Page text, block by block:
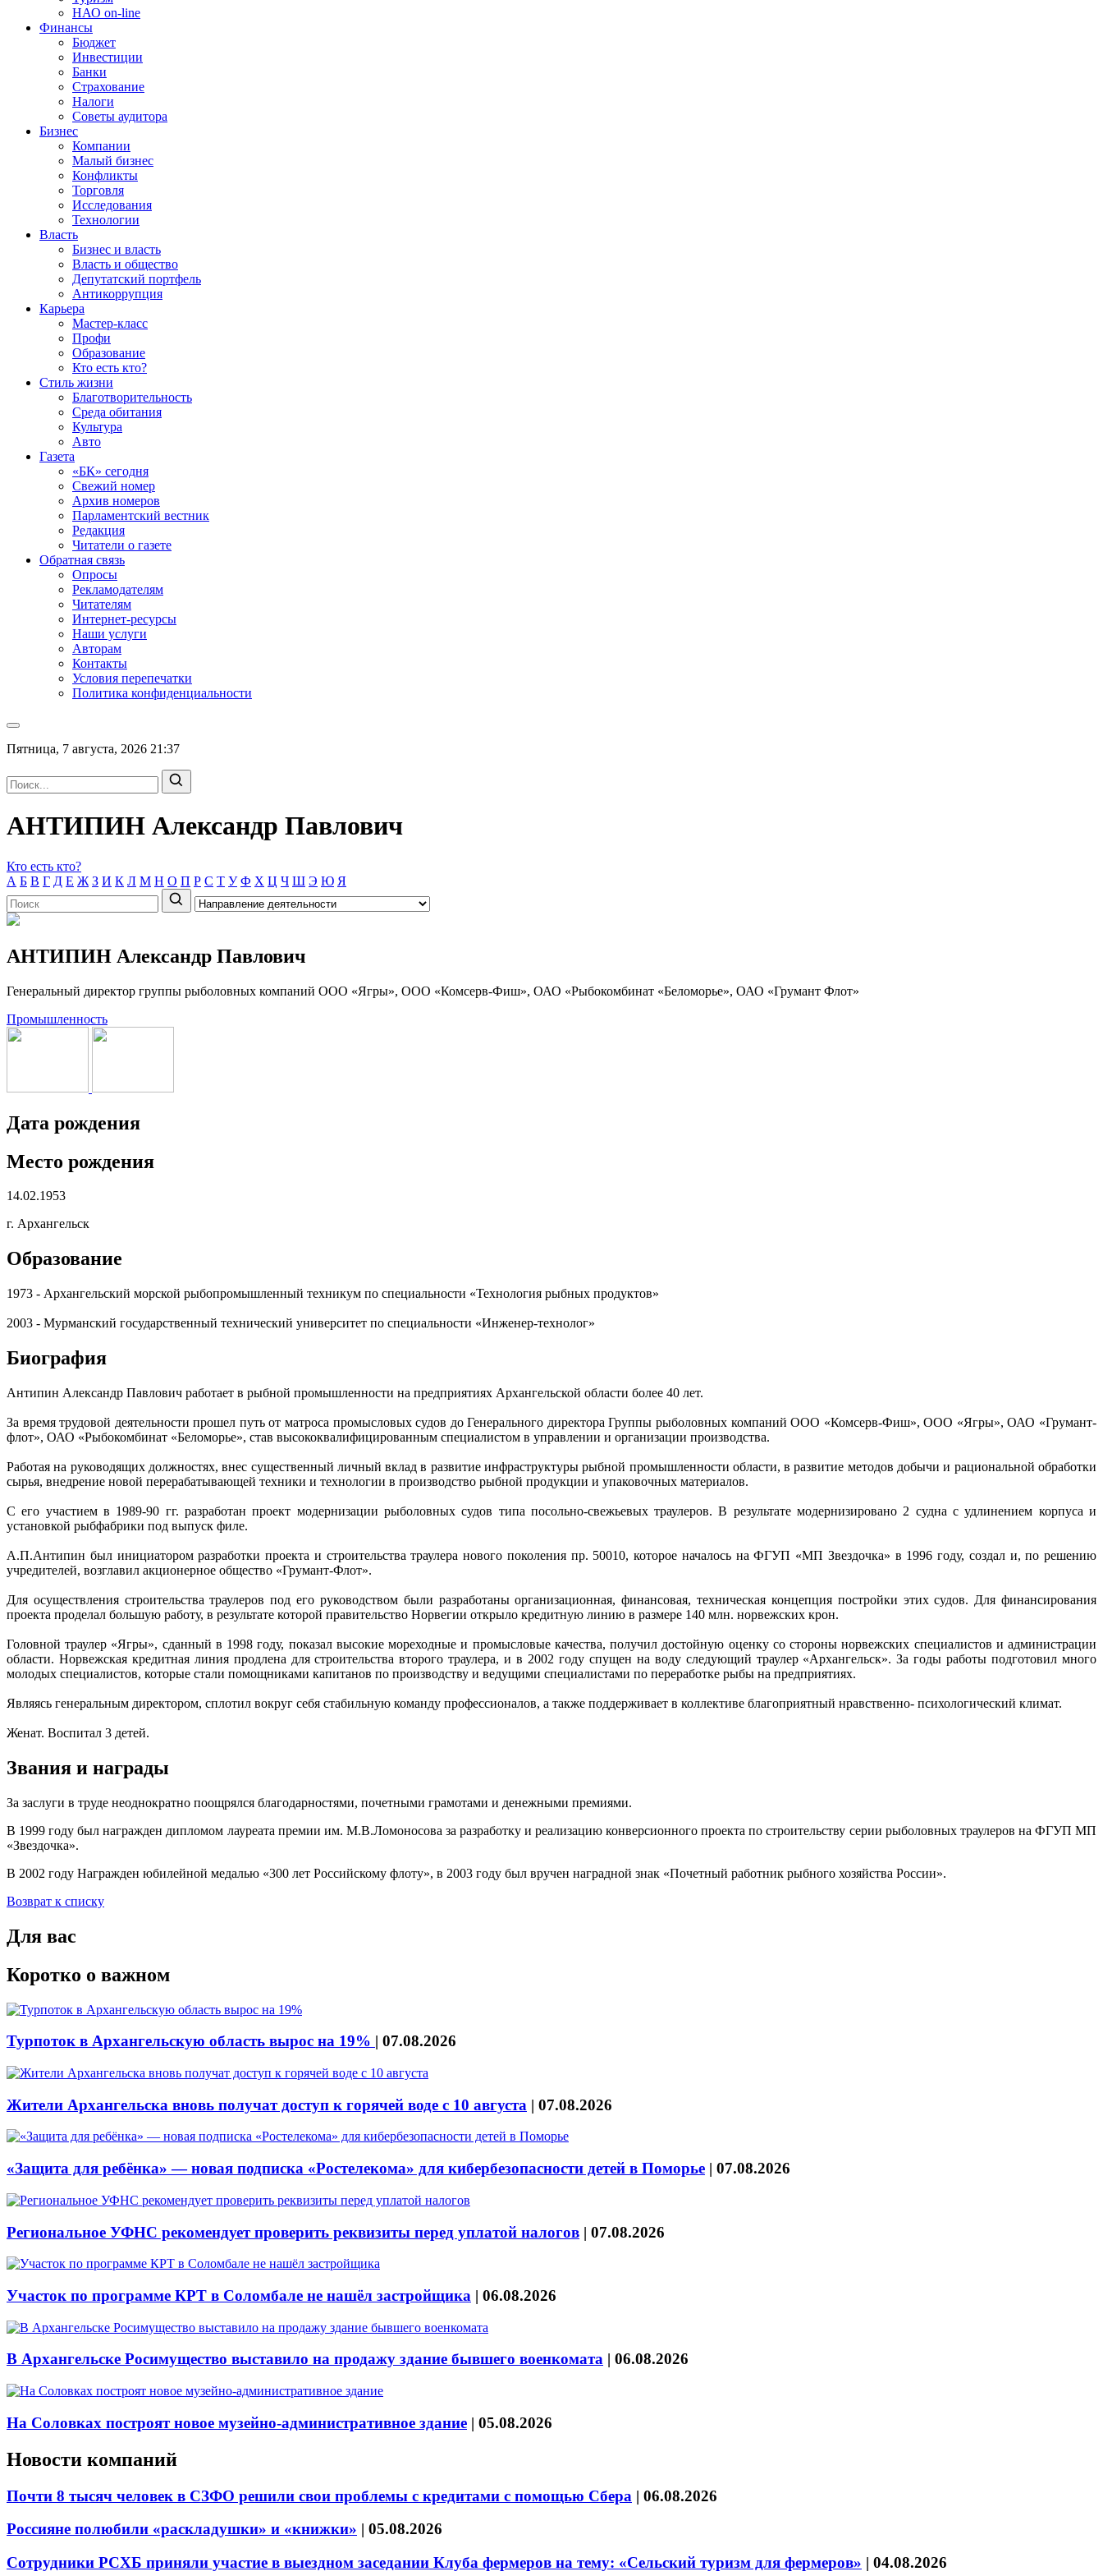
НАО on-line
Финансы
Бюджет
Инвестиции
Банки
Страхование
Налоги
Советы аудитора
Бизнес
Компании
Малый бизнес
Конфликты
Торговля
Исследования
Технологии
Власть
Бизнес и власть
Власть и общество
Депутатский портфель
Антикоррупция
Карьера
Мастер-класс
Профи
Образование
Кто есть кто?
Стиль жизни
Благотворительность
Среда обитания
Культура
Авто
Газета
«БК» сегодня
Свежий номер
Архив номеров
Парламентский вестник
Редакция
Читатели о газете
Обратная связь
Опросы
Рекламодателям
Читателям
Интернет-ресурсы
Наши услуги
Авторам
Контакты
Условия перепечатки
Политика конфиденциальности
Пятница, 7 августа, 2026 21:37
АНТИПИН Александр Павлович
Кто есть кто?
А Б В Г Д Е Ж З И К Л М Н О П Р С Т У Ф Х Ц Ч Ш Э Ю Я
АНТИПИН Александр Павлович
Генеральный директор группы рыболовных компаний ООО «Ягры», ООО «Комсерв-Фиш», ОАО «Рыбокомбинат «Беломорье», ОАО «Грумант Флот»
Промышленность
Дата рождения
Место рождения
14.02.1953
г. Архангельск
Образование
1973 - Архангельский морской рыбопромышленный техникум по специальности «Технология рыбных продуктов»
2003 - Мурманский государственный технический университет по специальности «Инженер-технолог»
Биография
Антипин Александр Павлович работает в рыбной промышленности на предприятиях Архангельской области более 40 лет.
За время трудовой деятельности прошел путь от матроса промысловых судов до Генерального директора Группы рыболовных компаний ООО «Комсерв-Фиш», ООО «Ягры», ОАО «Грумант-
флот», ОАО «Рыбокомбинат «Беломорье», став высококвалифицированным специалистом в управлении и организации производства.
Работая на руководящих должностях, внес существенный личный вклад в развитие инфраструктуры рыбной промышленности области, в развитие методов добычи и рациональной обработки
сырья, внедрение новой перерабатывающей техники и технологии в производство рыбной продукции и упаковочных материалов.
С его участием в 1989-90 гг. разработан проект модернизации рыболовных судов типа посольно-свежьевых траулеров. В результате модернизировано 2 судна с удлинением корпуса и
установкой рыбфабрики под выпуск филе.
А.П.Антипин был инициатором разработки проекта и строительства траулера нового поколения пр. 50010, которое началось на ФГУП «МП Звездочка» в 1996 году, создал и, по решению
учредителей, возглавил акционерное общество «Грумант-Флот».
Для осуществления строительства траулеров под его руководством были разработаны организационная, финансовая, техническая концепция постройки этих судов. Для финансирования
проекта проделал большую работу, в результате которой правительство Норвегии открыло кредитную линию в размере 140 млн. норвежских крон.
Головной траулер «Ягры», сданный в 1998 году, показал высокие мореходные и промысловые качества, получил достойную оценку со стороны норвежских специалистов и администрации
области. Норвежская кредитная линия продлена для строительства второго траулера, и в 2002 году спущен на воду следующий траулер «Архангельск». За годы работы подготовил много
молодых специалистов, которые стали помощниками капитанов по производству и ведущими специалистами по переработке рыбы на предприятиях.
Являясь генеральным директором, сплотил вокруг себя стабильную команду профессионалов, а также поддерживает в коллективе благоприятный нравственно- психологический климат.
Женат. Воспитал 3 детей.
Звания и награды
За заслуги в труде неоднократно поощрялся благодарностями, почетными грамотами и денежными премиями.
В 1999 году был награжден дипломом лауреата премии им. М.В.Ломоносова за разработку и реализацию конверсионного проекта по строительству серии рыболовных траулеров на ФГУП МП
«Звездочка».
В 2002 году Награжден юбилейной медалью «300 лет Российскому флоту», в 2003 году был вручен наградной знак «Почетный работник рыбного хозяйства России».
Возврат к списку
Для вас
Коротко о важном
Турпоток в Архангельскую область вырос на 19% | 07.08.2026
Жители Архангельска вновь получат доступ к горячей воде с 10 августа | 07.08.2026
«Защита для ребёнка» — новая подписка «Ростелекома» для кибербезопасности детей в Поморье | 07.08.2026
Региональное УФНС рекомендует проверить реквизиты перед уплатой налогов | 07.08.2026
Участок по программе КРТ в Соломбале не нашёл застройщика | 06.08.2026
В Архангельске Росимущество выставило на продажу здание бывшего военкомата | 06.08.2026
На Соловках построят новое музейно-административное здание | 05.08.2026
Новости компаний
Почти 8 тысяч человек в СЗФО решили свои проблемы с кредитами с помощью Сбера | 06.08.2026
Россияне полюбили «раскладушки» и «книжки» | 05.08.2026
Сотрудники РСХБ приняли участие в выездном заседании Клуба фермеров на тему: «Сельский туризм для фермеров» | 04.08.2026